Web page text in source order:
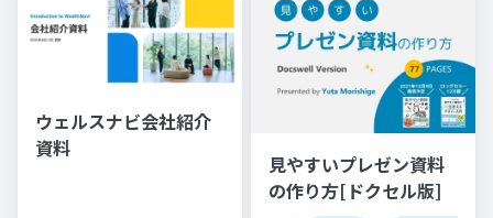
ウェルスナビ会社紹介
資料
見やすいプレゼン資料
の作り方[ドクセル版]